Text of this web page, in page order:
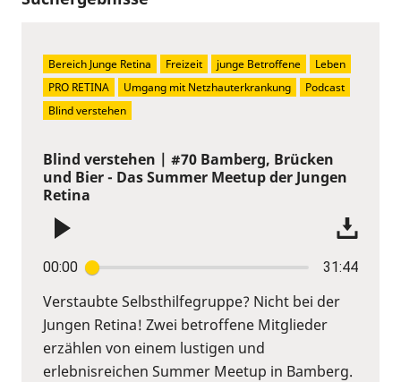
Blind verstehen | #70 Bamberg, Brücken
und Bier - Das Summer Meetup der Jungen
Retina
00:00 31:44
Verstaubte Selbsthilfegruppe? Nicht bei der
Jungen Retina! Zwei betroffene Mitglieder
erzählen von einem lustigen und
erlebnisreichen Summer Meetup in Bamberg.
Bereich Junge Retina Freizeit junge Betroffene
Leben
PRO RETINA
Umgang mit Netzhauterkrankung
Podcast
Blind verstehen